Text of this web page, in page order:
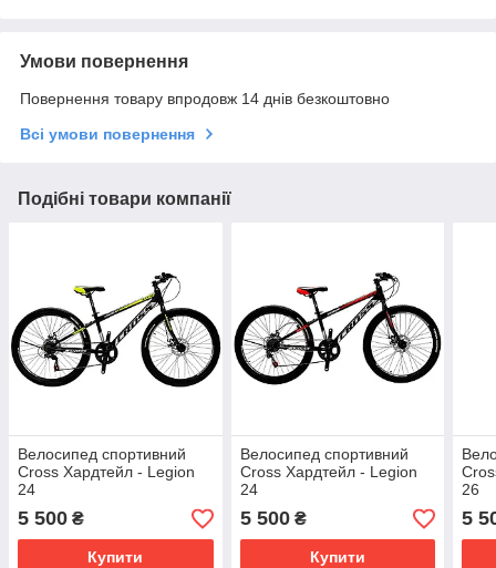
Умови повернення
Повернення товару впродовж 14 днів безкоштовно
Всі умови повернення
Подібні товари компанії
Велосипед спортивний
Cross Хардтейл - Legion
24
5 500 ₴
Купити
Велосипед спортивний
Cross Хардтейл - Legion
24
5 500₴
Купити
26
5